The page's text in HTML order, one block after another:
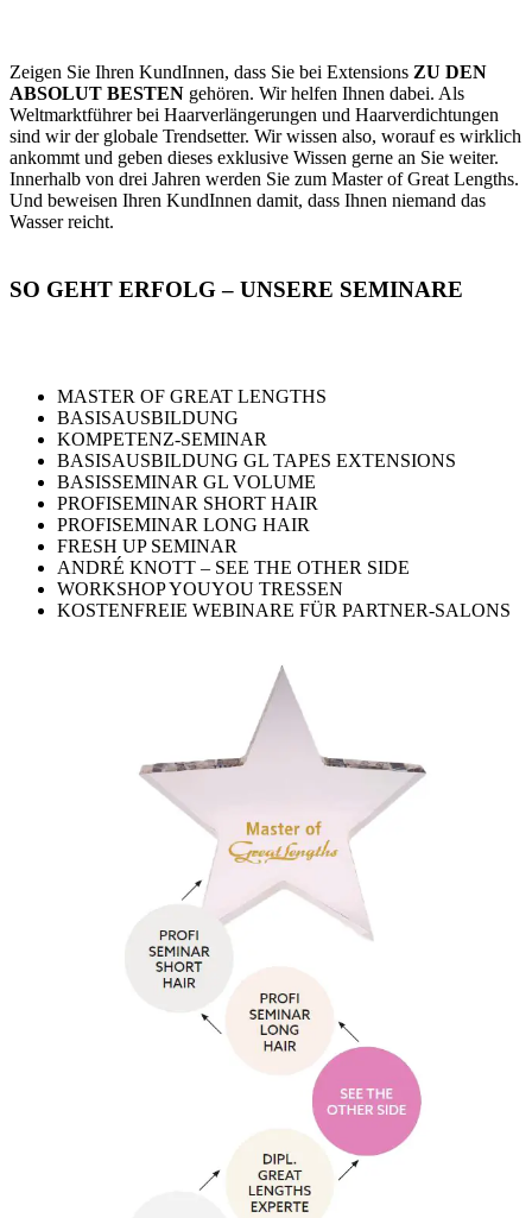
Zeigen Sie Ihren KundInnen, dass Sie bei Extensions ZU DEN
ABSOLUT BESTEN gehören. Wir helfen Ihnen dabei. Als
Weltmarktführer bei Haarverlängerungen und Haarverdichtungen
sind wir der globale Trendsetter. Wir wissen also, worauf es wirklich
ankommt und geben dieses exklusive Wissen gerne an Sie weiter.
Innerhalb von drei Jahren werden Sie zum Master of Great Lengths.
Und beweisen Ihren KundInnen damit, dass Ihnen niemand das
Wasser reicht.
SO GEHT ERFOLG– UNSERE SEMINARE
MASTER OF GREAT LENGTHS
BASISAUSBILDUNG
KOMPETENZ-SEMINAR
BASISAUSBILDUNG GL TAPES EXTENSIONS
BASISSEMINAR GL VOLUME
PROFISEMINAR SHORT HAIR
PROFISEMINAR LONG HAIR
FRESH UP SEMINAR
ANDRÉ KNOTT – SEE THE OTHER SIDE
WORKSHOP YOUYOU TRESSEN
KOSTENFREIE WEBINARE FÜR PARTNER-SALONS